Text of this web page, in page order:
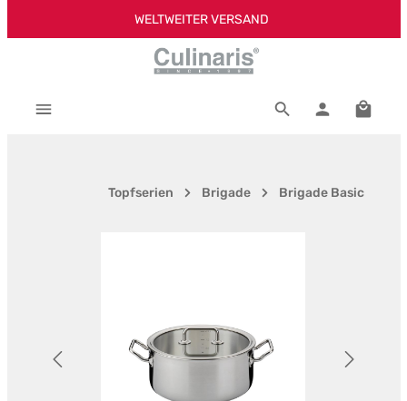
Zum Hauptinhalt springenWELTWEITER VERSAND
Topfserien Brigade Brigade Basic